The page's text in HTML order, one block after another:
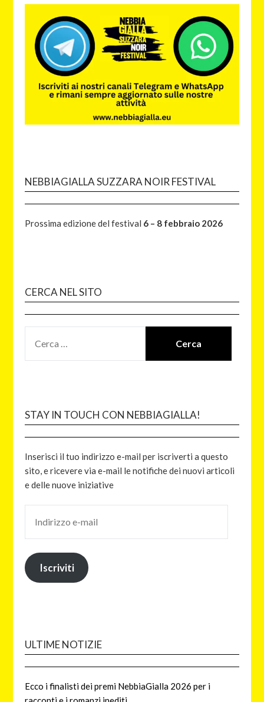
NEBBIAGIALLA SUZZARA NOIR FESTIVAL
Prossima edizione del festival 6 – 8 febbraio 2026
CERCA NEL SITO
STAY IN TOUCH CON NEBBIAGIALLA!
Inserisci il tuo indirizzo e-mail per iscriverti a questo
sito, e ricevere via e-mail le notifiche dei nuovi articoli
e delle nuove iniziative
Iscriviti
ULTIME NOTIZIE
Ecco i finalisti dei premi NebbiaGialla 2026 per i